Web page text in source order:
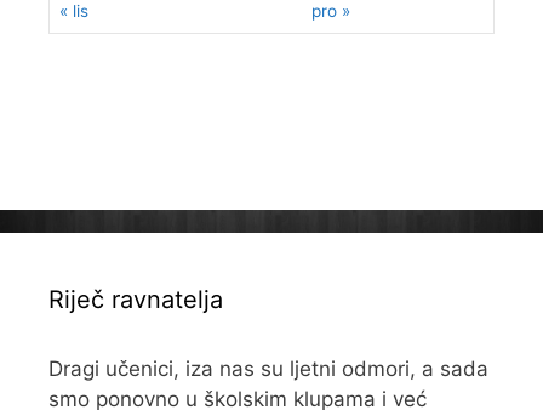
« lis pro »
Riječ ravnatelja
Dragi učenici, iza nas su ljetni odmori, a sada
smo ponovno u školskim klupama i već